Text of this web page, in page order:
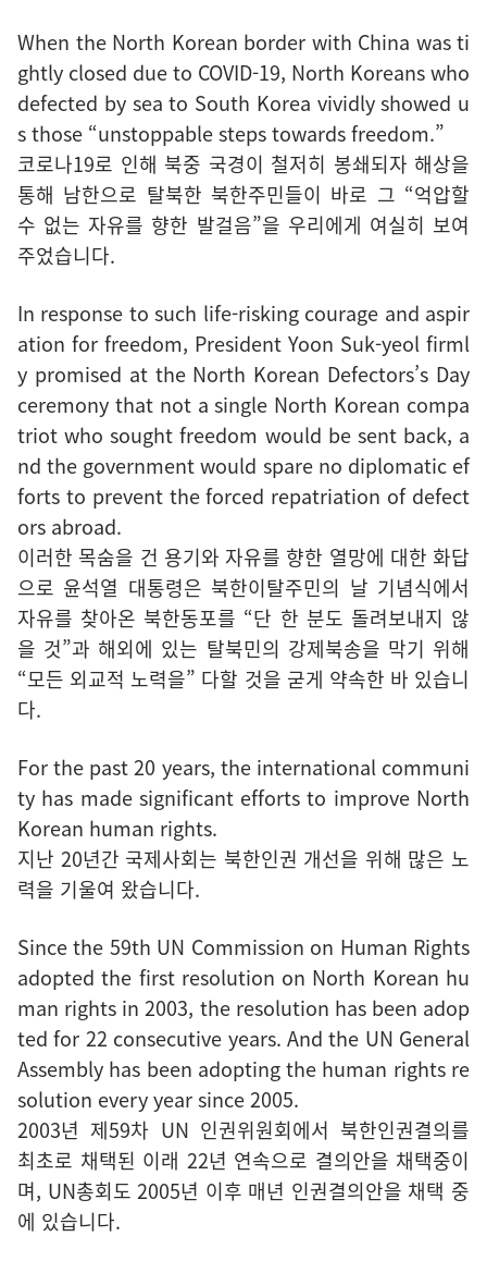
When the North Korean border with China was ti
ghtly closed due to COVID-19, North Koreans who
defected by sea to South Korea vividly showed u
s those “unstoppable steps towards freedom.”
코로나19로 인해 북중 국경이 철저히 봉쇄되자 해상을
통해 남한으로 탈북한 북한주민들이 바로 그 “억압할
수 없는 자유를 향한 발걸음”을 우리에게 여실히 보여
주었습니다.
In response to such life-risking courage and aspir
ation for freedom, President Yoon Suk-yeol firml
y promised at the North Korean Defectors’s Day
ceremony that not a single North Korean compa
triot who sought freedom would be sent back, a
nd the government would spare no diplomatic ef
forts to prevent the forced repatriation of defect
ors abroad.
이러한 목숨을 건 용기와 자유를 향한 열망에 대한 화답
으로 윤석열 대통령은 북한이탈주민의 날 기념식에서
자유를 찾아온 북한동포를 “단 한 분도 돌려보내지 않
을 것”과 해외에 있는 탈북민의 강제북송을 막기 위해
“모든 외교적 노력을” 다할 것을 굳게 약속한 바 있습니
다.
For the past 20 years, the international communi
ty has made significant efforts to improve North
Korean human rights.
지난 20년간 국제사회는 북한인권 개선을 위해 많은 노
력을 기울여 왔습니다.
Since the 59th UN Commission on Human Rights
adopted the first resolution on North Korean hu
man rights in 2003, the resolution has been adop
ted for 22 consecutive years. And the UN General
Assembly has been adopting the human rights re
solution every year since 2005.
2003년 제59차 UN 인권위원회에서 북한인권결의를
최초로 채택된 이래 22년 연속으로 결의안을 채택중이
며, UN총회도 2005년 이후 매년 인권결의안을 채택 중
에 있습니다.